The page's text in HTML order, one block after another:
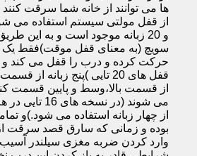
ها می توانند از خانه شما سرقت کنند
و 20 زبانه موجود است و به این
سویچ (به معنای قفل موقت)فقط یک
حرکت کرده و درب را قفل می کند و
قفل های 20 تایی )پنج زبانه
از قسمت بالا،وسط و پایین قسمت
می شوند (در
از چهار زبانه استفاده می شود.)و
بوده و زمانی که سارق قصد سرقت از
وارد کردن ضربه مغزی سیلندر آسیب